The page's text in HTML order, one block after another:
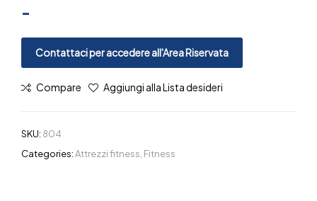
-
Contattaci per accedere all'Area Riservata
Compare Aggiungi alla Lista desideri
SKU: 804
Categories:Attrezzi fitness, Fitness